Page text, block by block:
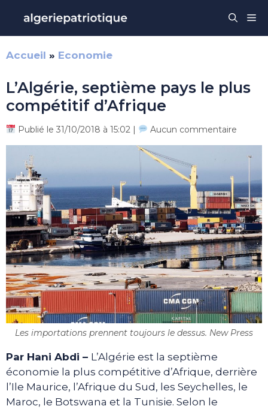
contenu
Accueil » Economie
L’Algérie, septième pays le plus
compétitif d’Afrique
Publié le 31/10/2018 à 15:02 | Aucun commentaire
Les importations prennent toujours le dessus. New Press
Par Hani Abdi – L’Algérie est la septième
économie la plus compétitive d’Afrique, derrière
l’Ile Maurice, l’Afrique du Sud, les Seychelles, le
Maroc, le Botswana et la Tunisie. Selon le